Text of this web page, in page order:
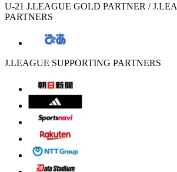
U-21 J.LEAGUE GOLD PARTNER /
PARTNERS
J.LEAGUE SUPPORTING PARTNERS